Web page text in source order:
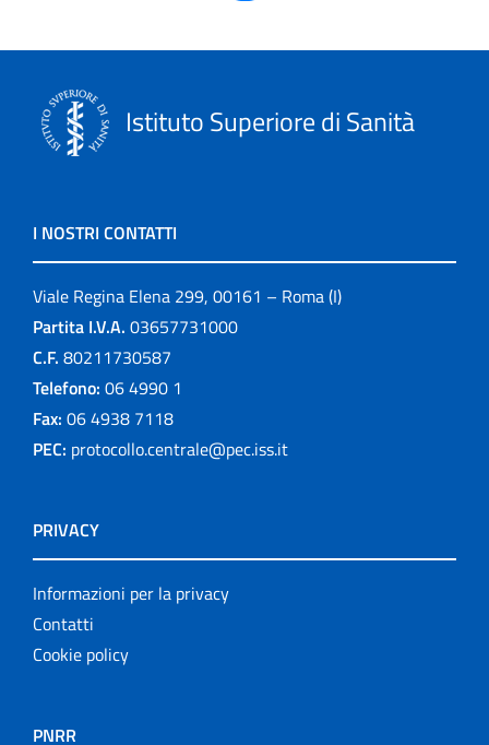
Istituto Superiore di Sanità
I NOSTRI CONTATTI
Viale Regina Elena 299, 00161 – Roma (I)
Partita I.V.A. 03657731000
C.F. 80211730587
Telefono: 06 4990 1
Fax: 06 4938 7118
PEC: protocollo.centrale@pec.iss.it
PRIVACY
Informazioni per la privacy
Contatti
Cookie policy
PNRR